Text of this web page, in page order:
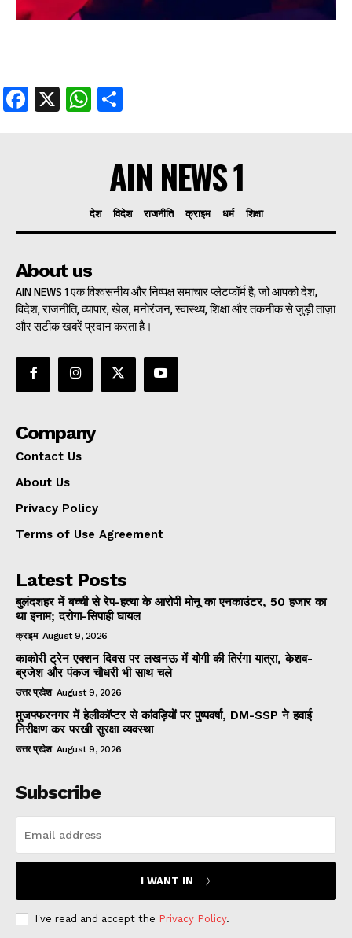
Facebook
X WhatsApp
AIN NEWS 1
देश विदेश राजनीति क्राइम धर्म शिक्षा
About us
AIN NEWS 1 एक विश्वसनीय और निष्पक्ष समाचार प्लेटफॉर्म है, जो आपको देश,
विदेश, राजनीति, व्यापार, खेल, मनोरंजन, स्वास्थ्य, शिक्षा और तकनीक से जुड़ी ताज़ा
और सटीक खबरें प्रदान करता है।
Company
Contact Us
About Us
Privacy Policy
Terms of Use Agreement
Latest Posts
बुलंदशहर में बच्ची से रेप-हत्या के आरोपी मोनू का एनकाउंटर, 50 हजार का
था इनाम; दरोगा-सिपाही घायल
क्राइम August 9, 2026
काकोरी ट्रेन एक्शन दिवस पर लखनऊ में योगी की तिरंगा यात्रा, केशव-
ब्रजेश और पंकज चौधरी भी साथ चले
उत्तर प्रदेश August 9, 2026
मुजफ्फरनगर में हेलीकॉप्टर से कांवड़ियों पर पुष्पवर्षा, DM-SSP ने हवाई
निरीक्षण कर परखी सुरक्षा व्यवस्था
उत्तर प्रदेश August 9, 2026
Subscribe
I WANT IN
I've read and accept the Privacy Policy.